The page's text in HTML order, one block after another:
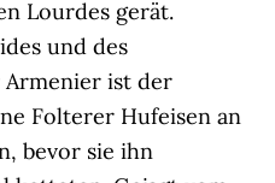
Lourdes gerät.
und des
Armenier ist der
Folterer Hufeisen an
bevor sie ihn